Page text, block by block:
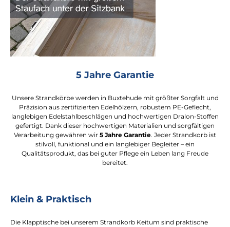
5 Jahre Garantie
Unsere Strandkörbe werden in Buxtehude mit größter Sorgfalt und
Präzision aus zertifizierten Edelhölzern, robustem PE-Geflecht,
langlebigen Edelstahlbeschlägen und hochwertigen Dralon-Stoffen
gefertigt. Dank dieser hochwertigen Materialien und sorgfältigen
Verarbeitung gewähren wir 5 Jahre Garantie. Jeder Strandkorb ist
stilvoll, funktional und ein langlebiger Begleiter – ein
Qualitätsprodukt, das bei guter Pflege ein Leben lang Freude
bereitet.
Klein & Praktisch
Die Klapptische bei unserem Strandkorb Keitum sind praktische